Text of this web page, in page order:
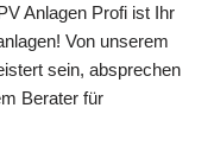
Anlagen Profi ist Ihr
Von unserem
sein, absprechen
Berater für